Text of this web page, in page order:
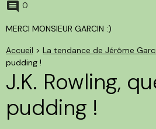
0
MERCI MONSIEUR GARCIN :)
Accueil > La tendance de Jérôme
pudding !
J.K. Rowling,
pudding !